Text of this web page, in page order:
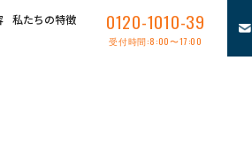
私たちの特徴 0120-1010-39
受付時間:8:00〜17:00